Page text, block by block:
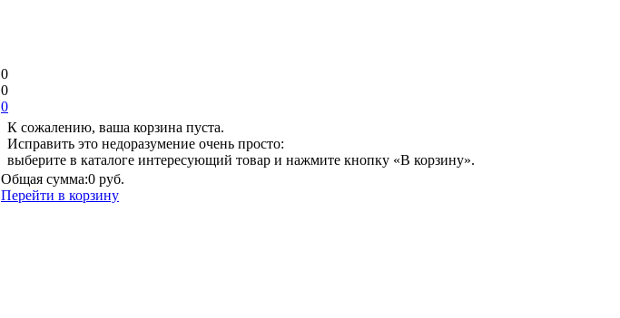
0
0
0
К сожалению, ваша корзина пуста.
Исправить это недоразумение очень просто:
выберите в каталоге интересующий товар и нажмите кнопку «В корзину».
Общая сумма:0 руб.
Перейти в корзину